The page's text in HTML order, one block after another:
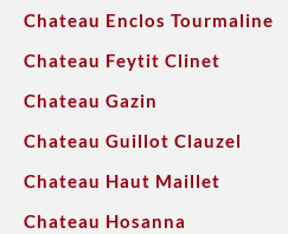
Chateau Enclos Tourmaline
Chateau Feytit Clinet
Chateau Gazin
Chateau Guillot Clauzel
Chateau Haut Maillet
Chateau Hosanna